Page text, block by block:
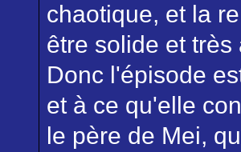
chaotique, et la
être solide et très
Donc l'épisode
et à ce qu'elle
le père de Mei,